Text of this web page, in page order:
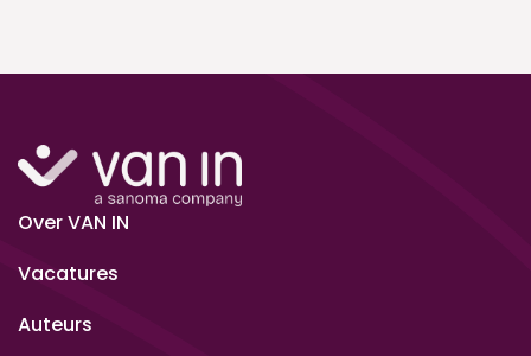
Over VAN IN
Vacatures
Auteurs